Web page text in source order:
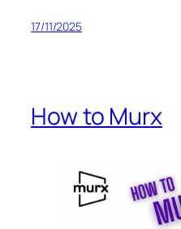
17/11/2025
How to Murx